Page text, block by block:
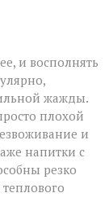
и восполнять
жажды.
плохой
и
напитки с
резко